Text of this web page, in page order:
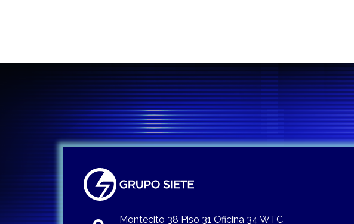
Montecito 38 Piso 31 Oficina 34 WTC